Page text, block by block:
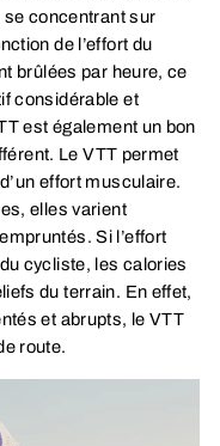
se concentrant sur
de l’effort du
brûlées par heure, ce
considérable et
est également un bon
Le VTT permet
effort musculaire.
elles varient
Si l’effort
cycliste, les calories
du terrain. En effet,
et abrupts, le VTT
route.